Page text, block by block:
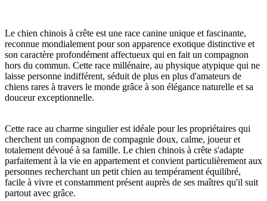
Le chien chinois à crête est une race canine unique et fascinante,
reconnue mondialement pour son apparence exotique distinctive et
son caractère profondément affectueux qui en fait un compagnon
hors du commun. Cette race millénaire, au physique atypique qui ne
laisse personne indifférent, séduit de plus en plus d'amateurs de
chiens rares à travers le monde grâce à son élégance naturelle et sa
douceur exceptionnelle.
Cette race au charme singulier est idéale pour les propriétaires qui
cherchent un compagnon de compagnie doux, calme, joueur et
totalement dévoué à sa famille. Le chien chinois à crête s'adapte
parfaitement à la vie en appartement et convient particulièrement aux
personnes recherchant un petit chien au tempérament équilibré,
facile à vivre et constamment présent auprès de ses maîtres qu'il suit
partout avec grâce.